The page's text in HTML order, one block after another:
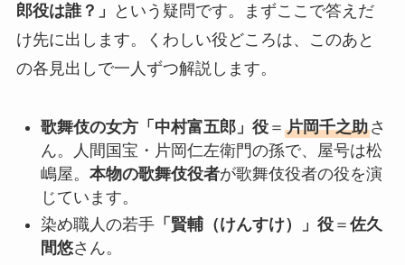
郎役は誰？」
という疑問です。まずここで答えだ
け先に出します。くわしい役どころは、このあと
の各見出しで一人ずつ解説します。
歌舞伎の女方「中村富五郎」役＝ 片岡千之助さ
ん。人間国宝・片岡仁左衛門の孫で、屋号は松
嶋屋。 本物の歌舞伎役者が歌舞伎役者の役を演
じています。
染め職人の若手「賢輔（けんすけ）」役＝ 佐久
間悠さん。